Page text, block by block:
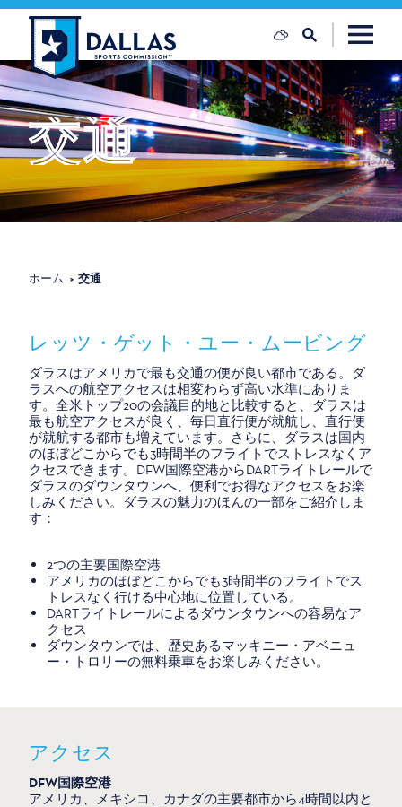
コンテンツへスキップ
交通
ホーム 交通
レッツ・ゲット・ユー・ムービング
ダラスはアメリカで最も交通の便が良い都市である。ダ
ラスへの航空アクセスは相変わらず高い水準にありま
す。全米トップ20の会議目的地と比較すると、ダラスは
最も航空アクセスが良く、毎日直行便が就航し、直行便
が就航する都市も増えています。さらに、ダラスは国内
のほぼどこからでも3時間半のフライトでストレスなくア
クセスできます。DFW国際空港からDARTライトレールで
ダラスのダウンタウンへ、便利でお得なアクセスをお楽
しみください。ダラスの魅力のほんの一部をご紹介しま
す：
2つの主要国際空港
アメリカのほぼどこからでも3時間半のフライトでス
トレスなく行ける中心地に位置している。
DARTライトレールによるダウンタウンへの容易なア
クセス
ダウンタウンでは、歴史あるマッキニー・アベニュ
ー・トロリーの無料乗車をお楽しみください。
アクセス
DFW国際空港
アメリカ、メキシコ、カナダの主要都市から4時間以内と